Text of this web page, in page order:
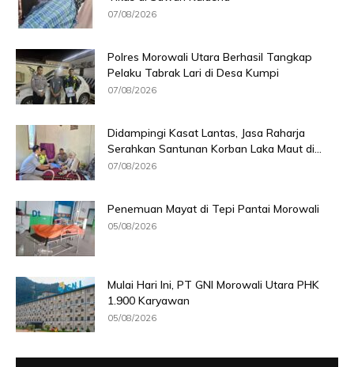
07/08/2026
Polres Morowali Utara Berhasil Tangkap
Pelaku Tabrak Lari di Desa Kumpi
07/08/2026
Didampingi Kasat Lantas, Jasa Raharja
Serahkan Santunan Korban Laka Maut di...
07/08/2026
Penemuan Mayat di Tepi Pantai Morowali
05/08/2026
Mulai Hari Ini, PT GNI Morowali Utara PHK
1.900 Karyawan
05/08/2026